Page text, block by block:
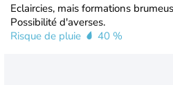
Eclaircies, mais formations
Possibilité d'averses.
Risque de pluie
40 %